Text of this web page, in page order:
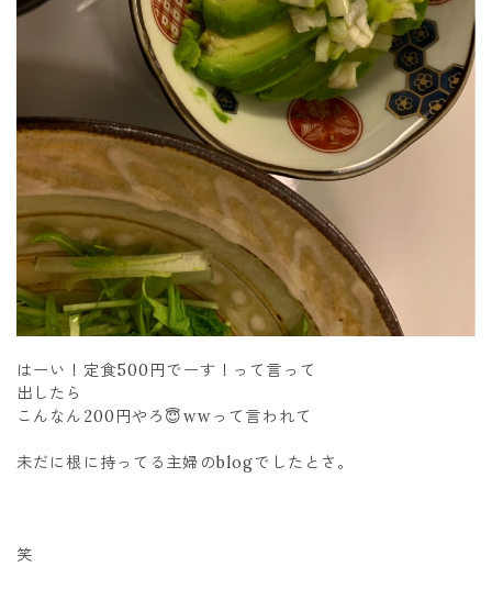
はーい！定食500円でーす！って言って
出したら
こんなん200円やろ😇wwって言われて
未だに根に持ってる主婦のblogでしたとさ。
笑